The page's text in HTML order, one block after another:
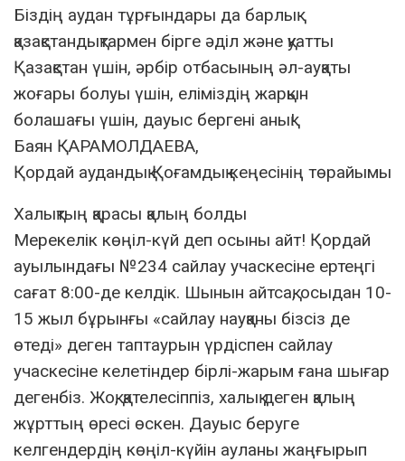
Біздің аудан тұрғындары да барлық
қазақстандықтармен бірге әділ және қуатты
Қазақстан үшін, әрбір отбасының әл-ауқаты
жоғары болуы үшін, еліміздің жарқын
болашағы үшін, дауыс бергені анық!
Баян ҚАРАМОЛДАЕВА,
Қордай аудандық Қоғамдық кеңесінің төрайымы
Халықтың қарасы қалың болды
Мерекелік көңіл-күй деп осыны айт! Қордай
ауылындағы №234 сайлау учаскесіне ертеңгі
сағат 8:00-де келдік. Шынын айтсақ, осыдан 10-
15 жыл бұрынғы «сайлау науқаны бізсіз де
өтеді» деген таптаурын үрдіспен сайлау
учаскесіне келетіндер бірлі-жарым ғана шығар
дегенбіз. Жоқ, қателесіппіз, халық деген қалың
жұрттың өресі өскен. Дауыс беруге
келгендердің көңіл-күйін ауланы жаңғырып